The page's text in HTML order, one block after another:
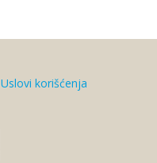
Uslovi korišćenja